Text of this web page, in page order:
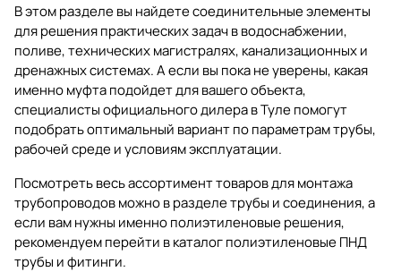
В этом разделе вы найдете соединительные элементы
для решения практических задач в водоснабжении,
поливе, технических магистралях, канализационных и
дренажных системах. А если вы пока не уверены, какая
именно муфта подойдет для вашего объекта,
специалисты официального дилера в Туле помогут
подобрать оптимальный вариант по параметрам трубы,
рабочей среде и условиям эксплуатации.
Посмотреть весь ассортимент товаров для монтажа
трубопроводов можно в разделетрубы и соединения, а
если вам нужны именно полиэтиленовые решения,
рекомендуем перейти в каталогполиэтиленовые ПНД
трубы и фитинги.